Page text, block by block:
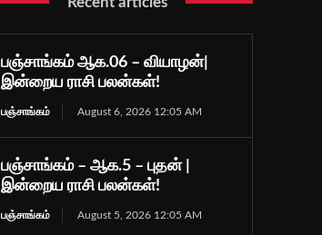
பஞ்சாங்கம் ஆக.06 – வியாழன்|
இன்றைய ராசி பலன்கள்!
பஞ்சாங்கம் August 6, 2026 12:05 AM
பஞ்சாங்கம் – ஆக.5 – புதன் |
இன்றைய ராசி பலன்கள்!
பஞ்சாங்கம் August 5, 2026 12:05 AM